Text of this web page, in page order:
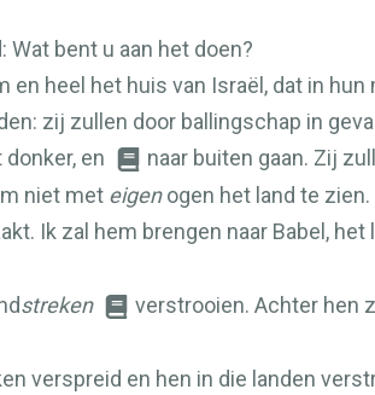
bent u aan het doen?
en heel het huis van Israël, dat in hun
zij zullen door ballingschap in
en
naar buiten gaan. Zij
niet met eigenogen het land te zien.
Ik zal hem brengen naar Babel, het
streken
verstrooien. Achter hen
verspreid en hen in die landen